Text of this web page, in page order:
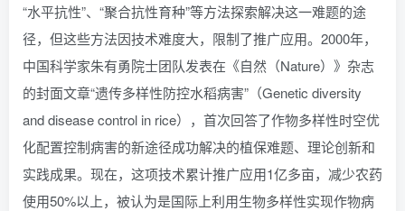
“水平抗性”、“聚合抗性育种”等方法探索解决这一难题的途
径，但这些方法因技术难度大，限制了推广应用。2000年，
中国科学家朱有勇院士团队发表在《自然（Nature）》杂志
的封面文章“遗传多样性防控水稻病害”（Genetic diversity
and disease control in rice），首次回答了作物多样性时空优
化配置控制病害的新途径成功解决的植保难题、理论创新和
实践成果。现在，这项技术累计推广应用1亿多亩，减少农药
使用50%以上，被认为是国际上利用生物多样性实现作物病